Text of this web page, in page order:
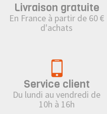
Livraison gratuite
En France à partir de 60 €
d'achats
Service client
Du lundi au vendredi de
10h à 16h